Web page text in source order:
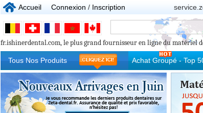
Accueil Connexion / Inscription
fr.ishinerdental.com, le plus grand fournisseur en ligne du matériel
Tous Nos Produits Achat Groupé - Top